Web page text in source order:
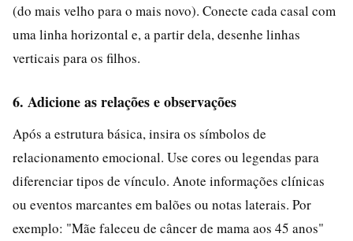
(do mais velho para o mais novo). Conecte cada casal com
uma linha horizontal e, a partir dela, desenhe linhas
verticais para os filhos.
6. Adicione as relações e observações
Após a estrutura básica, insira os símbolos de
relacionamento emocional. Use cores ou legendas para
diferenciar tipos de vínculo. Anote informações clínicas
ou eventos marcantes em balões ou notas laterais. Por
exemplo: "Mãe faleceu de câncer de mama aos 45 anos"